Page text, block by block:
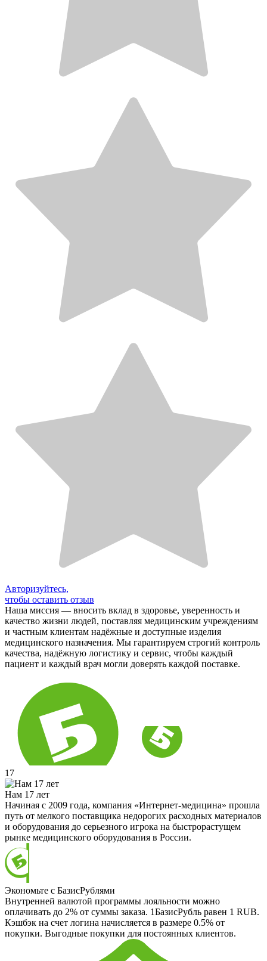
Авторизуйтесь,
чтобы оставить отзыв
Наша миссия — вносить вклад в здоровье, уверенность и
качество жизни людей, поставляя медицинским учреждениям
и частным клиентам надёжные и доступные изделия
медицинского назначения. Мы гарантируем строгий контроль
качества, надёжную логистику и сервис, чтобы каждый
пациент и каждый врач могли доверять каждой поставке.
17
Нам 17 лет
Начиная с 2009 года, компания «Интернет-медицина» прошла
путь от мелкого поставщика недорогих расходных материалов
и оборудования до серьезного игрока на быстрорастущем
рынке медицинского оборудования в России.
Экономьте с БазисРублями
Внутренней валютой программы лояльности можно
оплачивать до 2% от суммы заказа. 1БазисРубль равен 1 RUB.
Кэшбэк на счет логина начисляется в размере 0.5% от
покупки. Выгодные покупки для постоянных клиентов.